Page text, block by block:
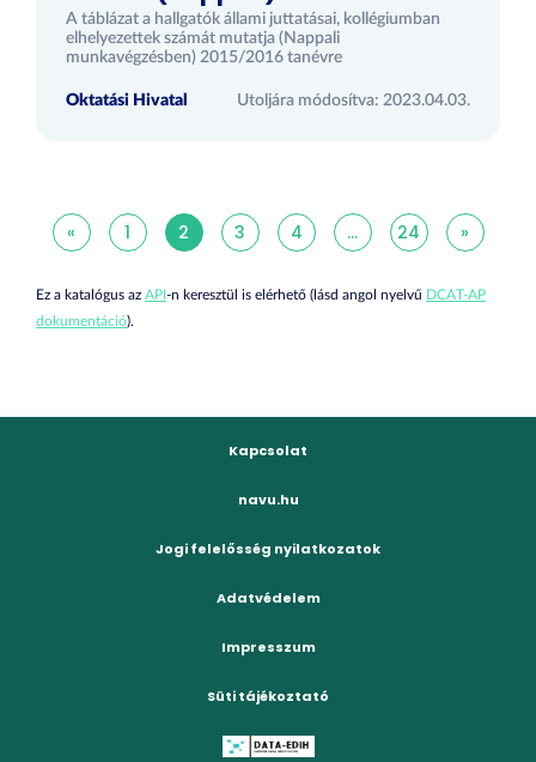
A táblázat a hallgatók állami juttatásai, kollégiumban
elhelyezettek számát mutatja (Nappali
munkavégzésben) 2015/2016 tanévre
Oktatási Hivatal Utoljára módosítva: 2023.04.03.
« 1 2 3 4 ... 24 »
Ez a katalógus az API-n keresztül is elérhető (lásd angol nyelvű DCAT-AP
dokumentáció).
Kapcsolat
navu.hu
Jogi felelősség nyilatkozatok
Adatvédelem
Impresszum
Süti tájékoztató